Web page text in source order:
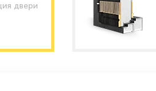
двери